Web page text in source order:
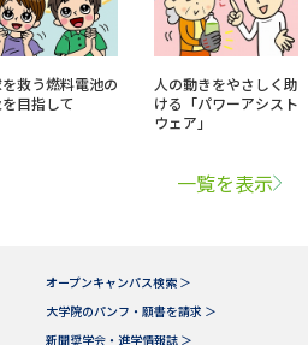
救う燃料電池の
目指して
人の動きをやさしく助
ける「パワーアシスト
ウェア」
一覧を表示
オープンキャンパス検索 ＞
大学院のパンフ・願書を請求 ＞
新聞奨学会・進学情報誌 ＞